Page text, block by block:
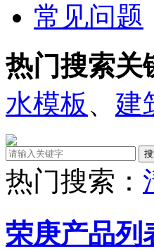
常见问题
热门搜索关
水模板 、 建
热门搜索：
荣庚产品列